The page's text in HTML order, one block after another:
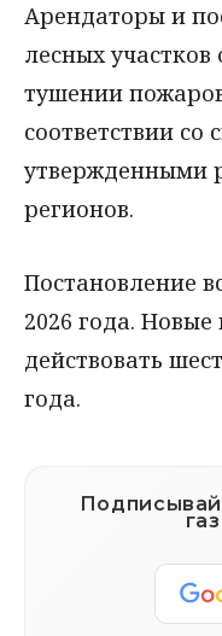
Арендаторы и
лесных участков
тушении
соответствии
утвержденными
регионов.
Постановление
2026 года.
действовать
года.